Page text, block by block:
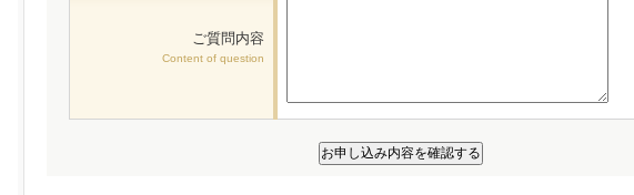
ご質問内容
Content of question